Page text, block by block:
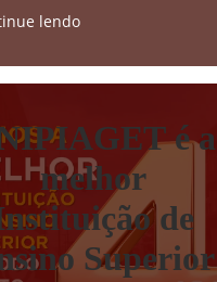
lendo
é a
melhor
de
Superior